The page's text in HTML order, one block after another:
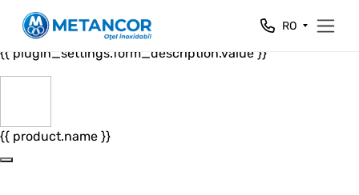
Close
{{ plugin_settings.form_header.value }}
{{ plugin_settings.form_description.value }}
{{ product.name }}
RO